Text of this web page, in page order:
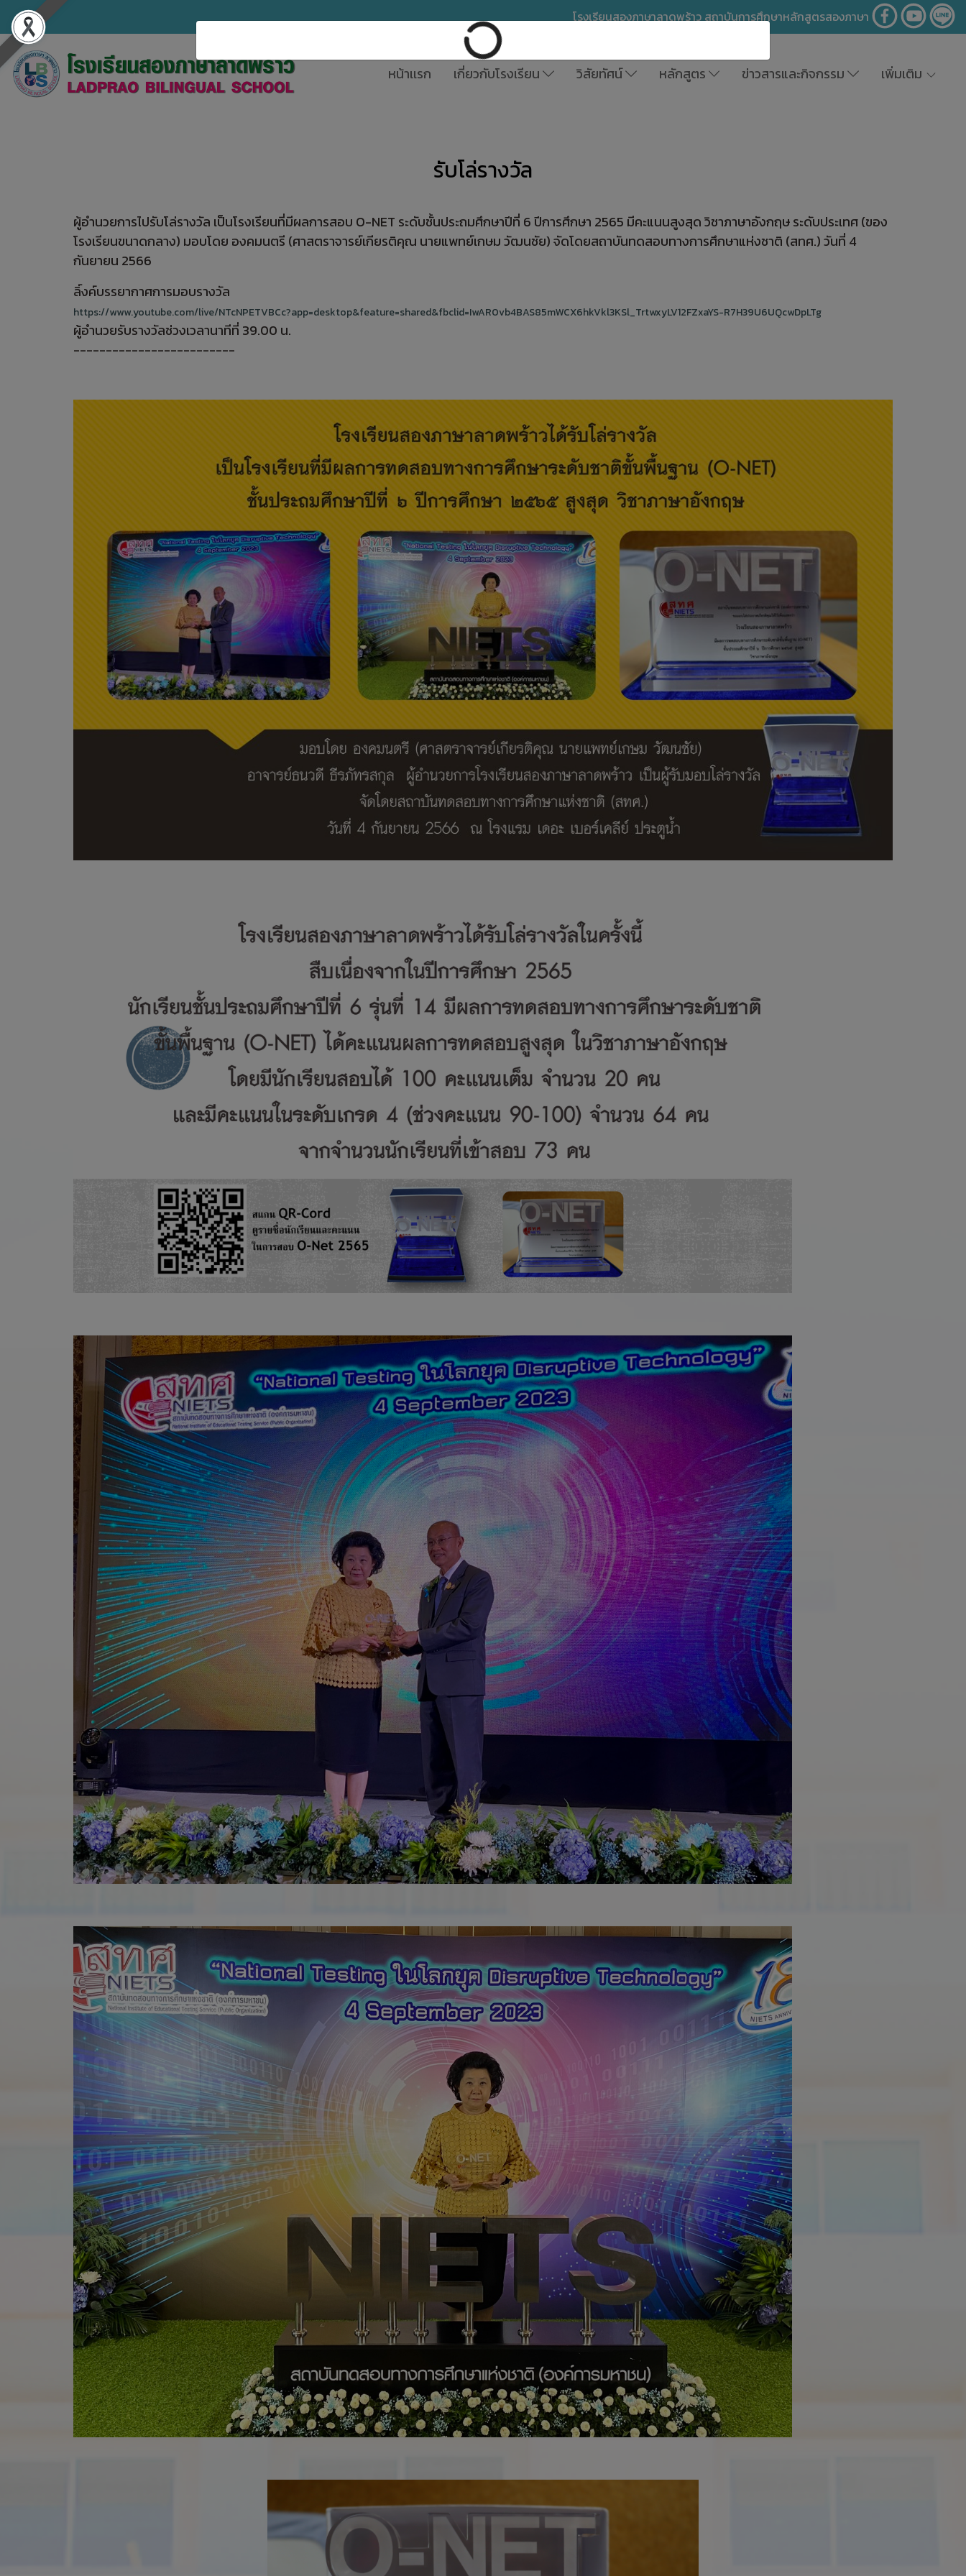
โรงเรียนสองภาษาลาดพร้าว สถาบันการศึกษาหลักสูตรสองภาษา
หน้าเเรก เกี่ยวกับโรงเรียน วิสัยทัศน์ หลักสูตร ข่าวสารและกิจกรรม เพิ่มเติม
รับโล่รางวัล
ผู้อำนวยการไปรับโล่รางวัล เป็นโรงเรียนที่มีผลการสอบ O-NET ระดับชั้นประถมศึกษาปีที่ 6 ปีการศึกษา 2565 มีคะแนนสูงสุด วิชาภาษาอังกฤษ ระดับประเทศ (ของ
โรงเรียนขนาดกลาง) มอบโดย องคมนตรี (ศาสตราจารย์เกียรติคุณ นายแพทย์เกษม วัฒนชัย) จัดโดยสถาบันทดสอบทางการศึกษาแห่งชาติ (สทศ.) วันที่ 4
กันยายน 2566
ลิ์งค์บรรยากาศการมอบรางวัล
https://www.youtube.com/live/NTcNPETVBCc?app=desktop&feature=shared&fbclid=IwAR0vb4BAS85mWCX6hkVkl3KSl_TrtwxyLV12FZxaYS-R7H39U6UQcwDpLTg
ผู้อำนวยรับรางวัลช่วงเวลานาทีที่ 39.00 น.
-------------------------